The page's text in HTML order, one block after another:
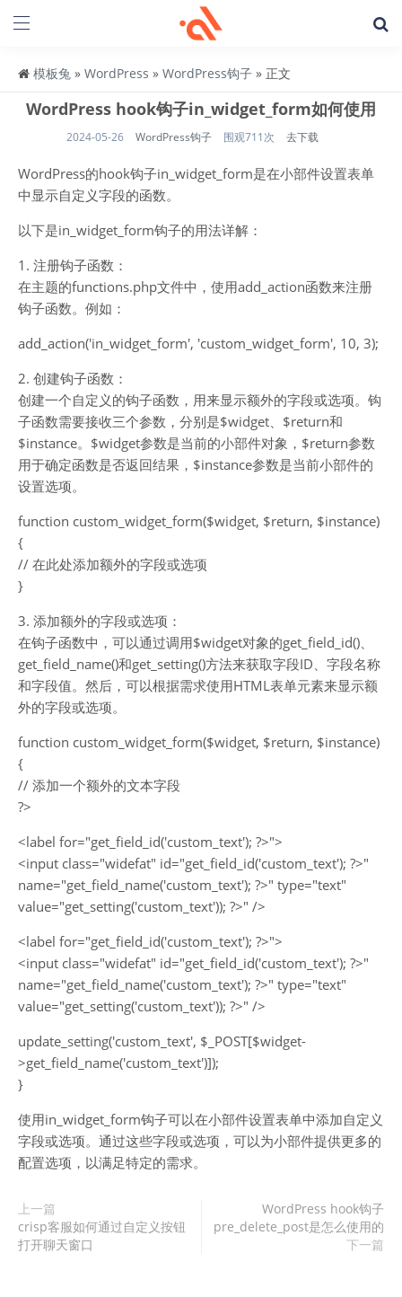
模板兔 » WordPress » WordPress钩子 » 正文
WordPress hook钩子in_widget_form如何使用
2024-05-26 WordPress钩子 围观711次 去下载
WordPress的hook钩子in_widget_form是在小部件设置表单
中显示自定义字段的函数。
以下是in_widget_form钩子的用法详解：
1. 注册钩子函数：
在主题的functions.php文件中，使用add_action函数来注册
钩子函数。例如：
add_action('in_widget_form', 'custom_widget_form', 10, 3);
2. 创建钩子函数：
创建一个自定义的钩子函数，用来显示额外的字段或选项。钩
子函数需要接收三个参数，分别是$widget、$return和
$instance。$widget参数是当前的小部件对象，$return参数
用于确定函数是否返回结果，$instance参数是当前小部件的
设置选项。
function custom_widget_form($widget, $return, $instance)
{
// 在此处添加额外的字段或选项
}
3. 添加额外的字段或选项：
在钩子函数中，可以通过调用$widget对象的get_field_id()、
get_field_name()和get_setting()方法来获取字段ID、字段名称
和字段值。然后，可以根据需求使用HTML表单元素来显示额
外的字段或选项。
function custom_widget_form($widget, $return, $instance)
{
// 添加一个额外的文本字段
?>
<label for="get_field_id('custom_text'); ?>">
<input class="widefat" id="get_field_id('custom_text'); ?>"
name="get_field_name('custom_text'); ?>" type="text"
value="get_setting('custom_text')); ?>" />
<label for="get_field_id('custom_text'); ?>">
<input class="widefat" id="get_field_id('custom_text'); ?>"
name="get_field_name('custom_text'); ?>" type="text"
value="get_setting('custom_text')); ?>" />
update_setting('custom_text', $_POST[$widget-
>get_field_name('custom_text')]);
}
使用in_widget_form钩子可以在小部件设置表单中添加自定义
字段或选项。通过这些字段或选项，可以为小部件提供更多的
配置选项，以满足特定的需求。
上一篇
crisp客服如何通过自定义按钮
打开聊天窗口
WordPress hook钩子
pre_delete_post是怎么使用的
下一篇